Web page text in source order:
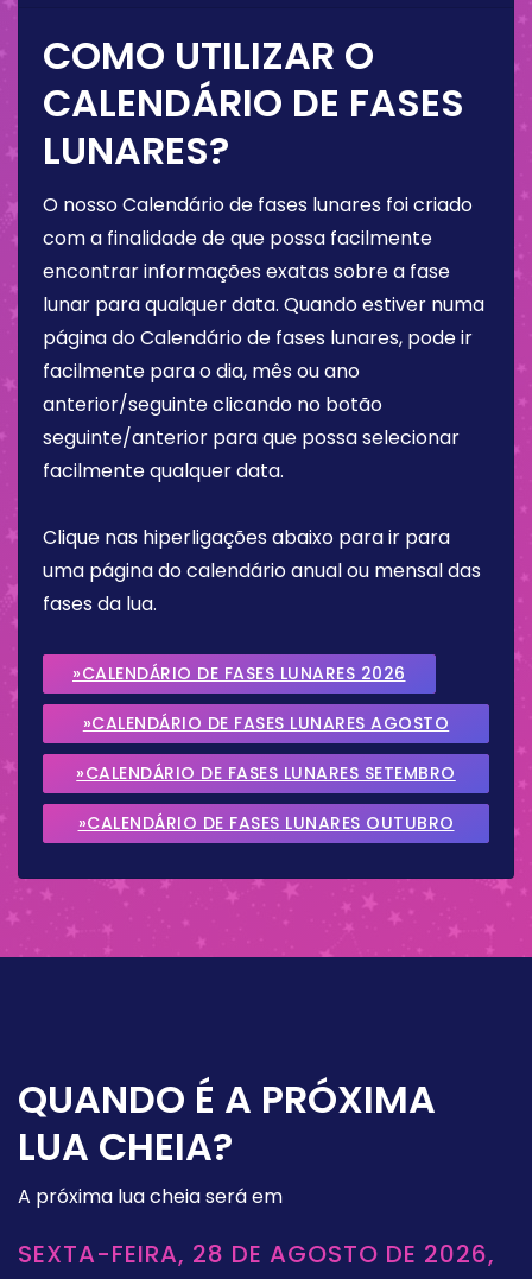
COMO UTILIZAR O
CALENDÁRIO DE FASES
LUNARES?
O nosso Calendário de fases lunares foi criado
com a finalidade de que possa facilmente
encontrar informações exatas sobre a fase
lunar para qualquer data. Quando estiver numa
página do Calendário de fases lunares, pode ir
facilmente para o dia, mês ou ano
anterior/seguinte clicando no botão
seguinte/anterior para que possa selecionar
facilmente qualquer data.
Clique nas hiperligações abaixo para ir para
uma página do calendário anual ou mensal das
fases da lua.
»CALENDÁRIO DE FASES LUNARES 2026
»CALENDÁRIO DE FASES LUNARES AGOSTO
2026
»CALENDÁRIO DE FASES LUNARES SETEMBRO
2026
»CALENDÁRIO DE FASES LUNARES OUTUBRO
QUANDO É A PRÓXIMA
LUA CHEIA?
A próxima lua cheia será em
SEXTA-FEIRA, 28 DE AGOSTO DE 2026,